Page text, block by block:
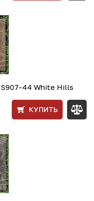
S907-44 White Hills
КУПИТЬ